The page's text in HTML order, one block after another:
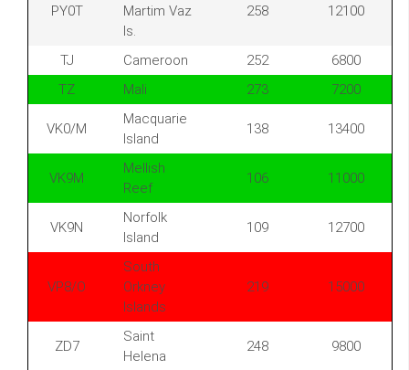
PY0T
Martim Vaz
Is.
258 12100
TJ Cameroon 252
6800
TZ
Mali 273 7200
VK0/M
Macquarie
Island
138 13400
VK9M
Mellish
Reef
106 11000
VK9N
Norfolk
Island
109 12700
VP8/O
South
Orkney
Islands
219 15000
ZD7
Saint
Helena
248 9800